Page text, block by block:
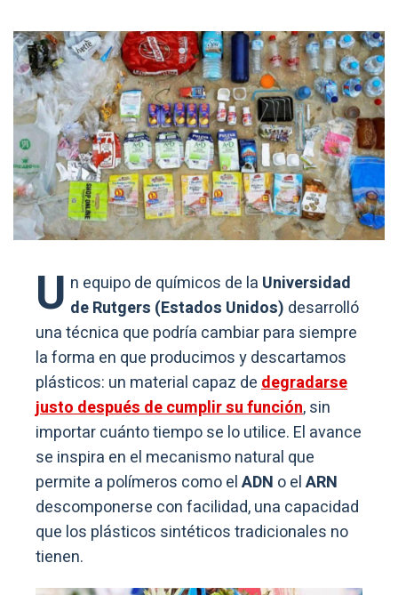
U n equipo de químicos de la Universidad
de Rutgers (Estados Unidos) desarrolló
una técnica que podría cambiar para siempre
la forma en que producimos y descartamos
plásticos: un material capaz dedegradarse
justo después de cumplir su función, sin
importar cuánto tiempo se lo utilice. El avance
se inspira en el mecanismo natural que
permite a polímeros como elADN o elARN
descomponerse con facilidad, una capacidad
que los plásticos sintéticos tradicionales no
tienen.